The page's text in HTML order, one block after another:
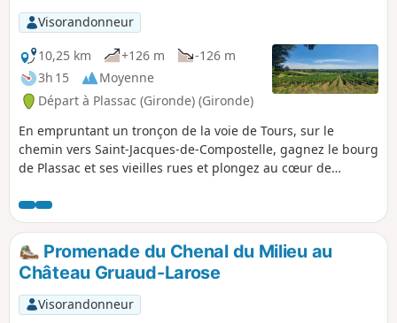
Visorandonneur
10,25 km
+126 m
-126 m
3h 15
Moyenne
Départ à Plassac (Gironde) (Gironde)
En empruntant un tronçon de la voie de Tours, sur le
chemin vers Saint-Jacques-de-Compostelle, gagnez le bourg
de Plassac et ses vieilles rues et plongez au cœur de
la rive de la Gironde, gagnez le port de plaisance et partez
à l’assaut des coteaux. Chemins ombragés, paysages de
vignes, beaux points de vue autour de la Vierge de
Montuzet sont au menu de cette balade !
Promenade du Chenal du Milieu au
Château Gruaud-Larose
Visorandonneur